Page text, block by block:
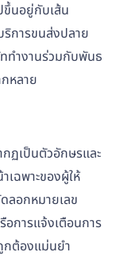
ขึ้นอยู่กับเส้น
การขนส่งปลาย
ทำงานร่วมกับพันธ
หลาย
ฏเป็นตัวอักษรและ
ฉพาะของผู้ให้
ลอกหมายเลข
การแจ้งเตือนการ
กต้องแม่นยำ